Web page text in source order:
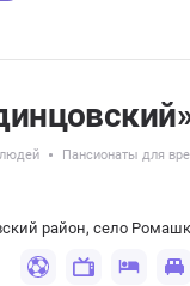
Пансионаты для
район, село